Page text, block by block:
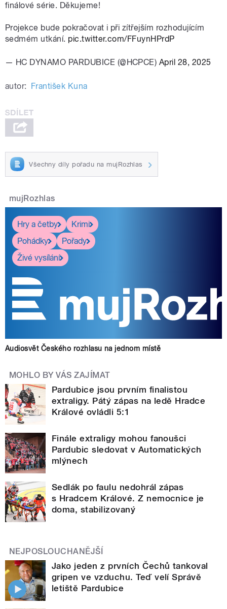
finálové série. Děkujeme!
Projekce bude pokračovat i při zítřejším rozhodujícím
sedmém utkání. pic.twitter.com/FFuynHPrdP
— HC DYNAMO PARDUBICE (@HCPCE) April 28, 2025
autor: František Kuna
Všechny díly pořadu na mujRozhlas
mujRozhlas
Hry a četby
Krimi
Pohádky
Pořady
Živé vysílání
Audiosvět Českého rozhlasu na jednom místě
MOHLO BY VÁS ZAJÍMAT
Pardubice jsou prvním finalistou
extraligy. Pátý zápas na ledě Hradce
Králové ovládli 5:1
Finále extraligy mohou fanoušci
Pardubic sledovat v Automatických
mlýnech
Sedlák po faulu nedohrál zápas
s Hradcem Králové. Z nemocnice je
doma, stabilizovaný
NEJPOSLOUCHANĚJŠÍ
Jako jeden z prvních Čechů tankoval
gripen ve vzduchu. Teď velí Správě
letiště Pardubice